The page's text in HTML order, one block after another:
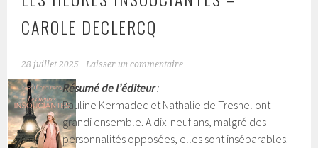
CAROLE DECLERCQ
28 juillet 2025 Laisser un commentaire
Résumé de l’éditeur:
Pauline Kermadec et Nathalie de Tresnel ont
grandi ensemble. A dix-neuf ans, malgré des
personnalités opposées, elles sont inséparables.